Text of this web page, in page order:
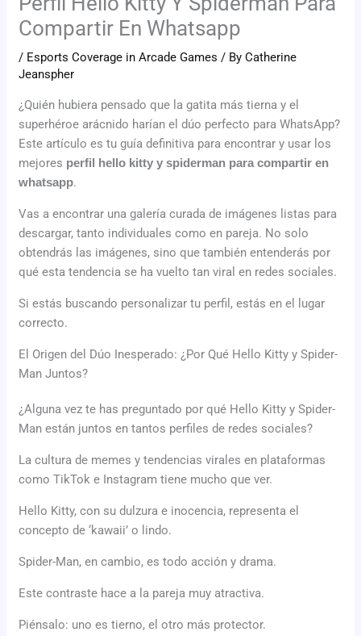
Compartir En Whatsapp
/ Esports Coverage in Arcade Games / ByCatherine
Jeanspher
¿Quién hubiera pensado que la gatita más tierna y el
superhéroe arácnido harían el dúo perfecto para WhatsApp?
Este artículo es tu guía definitiva para encontrar y usar los
mejores perfil hello kitty y spiderman para compartir en
whatsapp.
Vas a encontrar una galería curada de imágenes listas para
descargar, tanto individuales como en pareja. No solo
obtendrás las imágenes, sino que también entenderás por
qué esta tendencia se ha vuelto tan viral en redes sociales.
Si estás buscando personalizar tu perfil, estás en el lugar
correcto.
El Origen del Dúo Inesperado: ¿Por Qué Hello Kitty y Spider-
Man Juntos?
¿Alguna vez te has preguntado por qué Hello Kitty y Spider-
Man están juntos en tantos perfiles de redes sociales?
La cultura de memes y tendencias virales en plataformas
como TikTok e Instagram tiene mucho que ver.
Hello Kitty, con su dulzura e inocencia, representa el
concepto de ‘kawaii’ o lindo.
Spider-Man, en cambio, es todo acción y drama.
Este contraste hace a la pareja muy atractiva.
Piénsalo: uno es tierno, el otro más protector.